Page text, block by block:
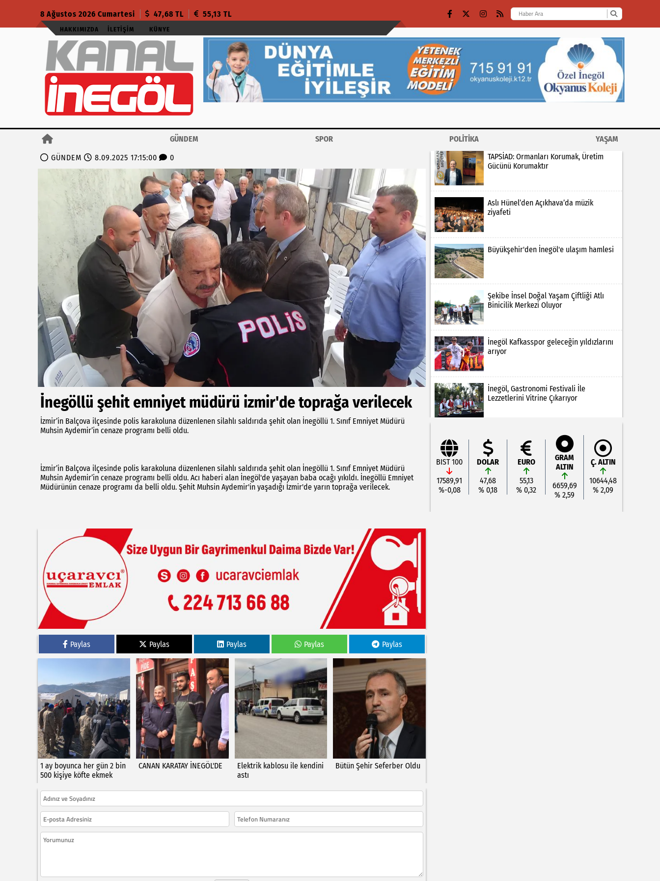
8 Ağustos 2026 Cumartesi 47,68 TL 55,13 TL
HAKKIMIZDA İLETIŞIM KÜNYE
GÜNDEM SPOR POLİTİKA
YAŞAM
GÜNDEM
8.09.2025 17:15:00 0
İnegöllü şehit emniyet müdürü izmir'de toprağa verilecek
İzmir’in Balçova ilçesinde polis karakoluna düzenlenen silahlı saldırıda şehit olan İnegöllü 1. Sınıf Emniyet Müdürü
Muhsin Aydemir’in cenaze programı belli oldu.
İzmir’in Balçova ilçesinde polis karakoluna düzenlenen silahlı saldırıda şehit olan İnegöllü 1. Sınıf Emniyet Müdürü
Muhsin Aydemir’in cenaze programı belli oldu. Acı haberi alan İnegöl'de yaşayan baba ocağı yıkıldı. İnegöllü Emniyet
Müdürünün cenaze programı da belli oldu. Şehit Muhsin Aydemir'in yaşadığı İzmir'de yarın toprağa verilecek.
Paylas Paylas Paylas Paylas Paylas
1 ay boyunca her gün 2 bin
500 kişiye köfte ekmek
CANAN KARATAY İNEGÖL'DE
Elektrik kablosu ile kendini
astı
Bütün Şehir Seferber Oldu
TAPSİAD: Ormanları Korumak, Üretim
Gücünü Korumaktır
Aslı Hünel’den Açıkhava’da müzik
ziyafeti
Büyükşehir'den İnegöl'e ulaşım hamlesi
Şekibe İnsel Doğal Yaşam Çiftliği Atlı
Binicilik Merkezi Oluyor
İnegöl Kafkasspor geleceğin yıldızlarını
arıyor
İnegöl, Gastronomi Festivali İle
Lezzetlerini Vitrine Çıkarıyor
BIST 100
17589,91
%-0,08
DOLAR
47,68
% 0,18
EURO
55,13
% 0,32
GRAM
ALTIN
6659,69
% 2,59
Ç. ALTIN
10644,48
% 2,09